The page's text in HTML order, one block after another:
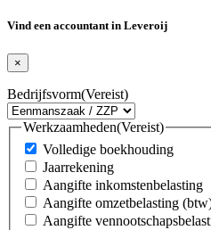
Vind een accountant in Leveroij
×
Bedrijfsvorm(Vereist)
Werkzaamheden(Vereist)
Volledige boekhouding
Jaarrekening
Aangifte inkomstenbelasting
Aangifte omzetbelasting
Aangifte